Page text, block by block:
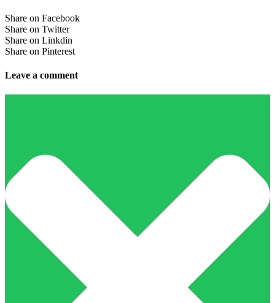
Share on Facebook
Share on Twitter
Share on Linkdin
Share on Pinterest
Leave a comment